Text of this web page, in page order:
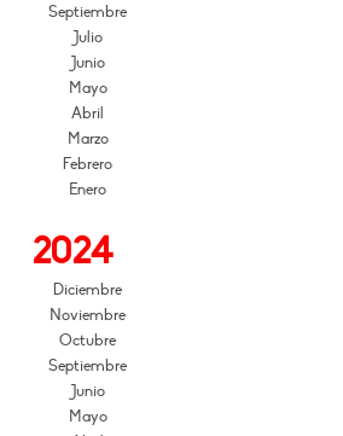
Septiembre
Julio
Junio
Mayo
Abril
Marzo
Febrero
Enero
2024
Diciembre
Noviembre
Octubre
Septiembre
Junio
Mayo